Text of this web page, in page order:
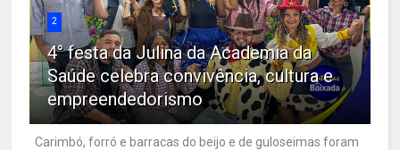
2
4° festa da Julina da Academia da
Saúde celebra convivência, cultura e
empreendedorismo
Carimbó, forró e barracas do beijo e de guloseimas foram